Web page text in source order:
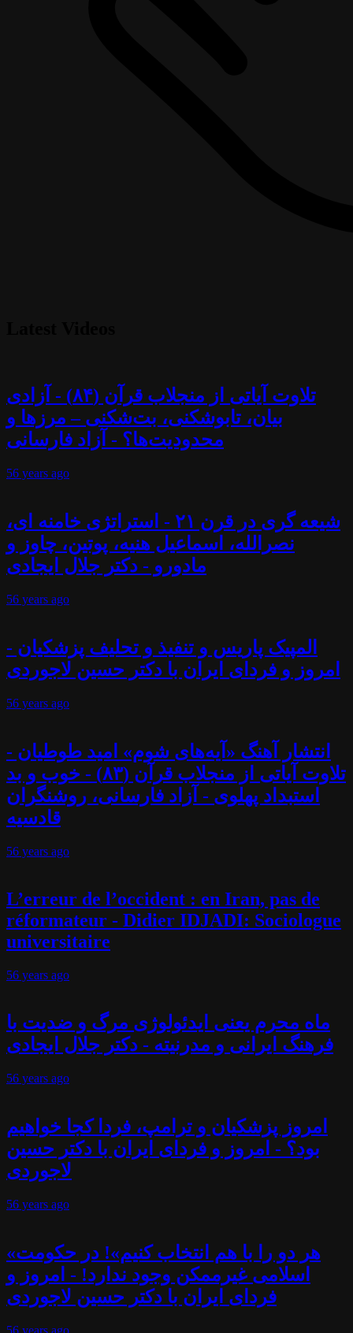
تلاوت آیاتی از منجلاب قرآن (۸۴) - آزادی
بیان، تابوشکنی، بت‌شکنی – مرزها و
محدودیت‌ها؟ - آزاد فارسانی
56 years ago
شیعه گری در قرن ۲۱ - استراتژی خامنه ای،
نصرالله، اسماعیل هنیه، پوتین، چاوز و
مادورو - دکتر جلال ایجادی
56 years ago
المپیک پاریس و تنفیذ و تحلیف پزشکیان -
امروز و فردای ایران با دکتر حسین لاجوردی
56 years ago
انتشار آهنگ «آیه‌های شوم» امید طوطیان -
تلاوت آیاتی از منجلاب قرآن (۸۳) - خوب و بد
استبداد پهلوی - آزاد فارسانی، روشنگران
قادسیه
56 years ago
L’erreur de l’occident : en Iran, pas de
réformateur - Didier IDJADI: Sociologue
universitaire
56 years ago
ماه محرم یعنی ایدئولوژی مرگ و ضدیت با
فرهنگ ایرانی و مدرنیته - دکتر جلال ایجادی
56 years ago
امروز پزشکیان و ترامپ، فردا کجا خواهیم
بود؟ - امروز و فردای ایران با دکتر حسین
لاجوردی
56 years ago
«هر دو را با هم انتخاب کنیم»! در حکومت
اسلامی غیرممکن وجود ندارد! - امروز و
فردای ایران با دکتر حسین لاجوردی
56 years ago